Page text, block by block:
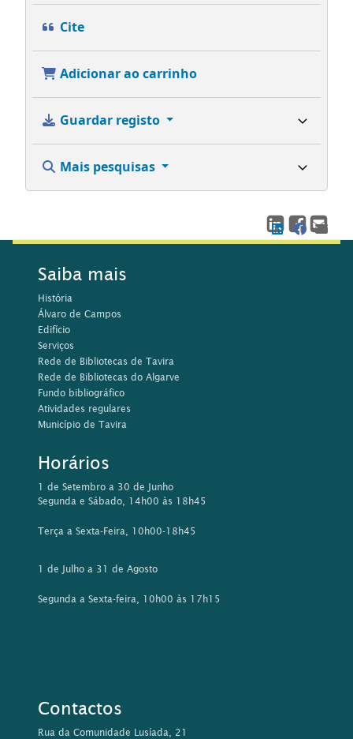
Cite
Adicionar ao carrinho
Guardar registo
Mais pesquisas
Saiba mais
História
Álvaro de Campos
Edifício
Serviços
Rede de Bibliotecas de Tavira
Rede de Bibliotecas do Algarve
Fundo bibliográfico
Atividades regulares
Município de Tavira
Horários
1 de Setembro a 30 de Junho
Segunda e Sábado, 14h00 às 18h45
Terça a Sexta-Feira, 10h00-18h45
1 de Julho a 31 de Agosto
Segunda a Sexta-feira, 10h00 às 17h15
Contactos
Rua da Comunidade Lusíada, 21